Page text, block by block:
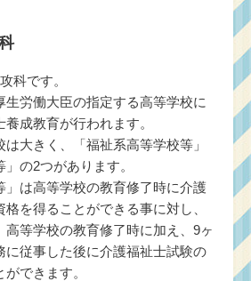
科です。
生労働大臣の指定する高等学校に
成教育が行われます。
大きく、「福祉系高等学校等」
の2つがあります。
」は高等学校の教育修了時に介護
を得ることができる事に対し、
高等学校の教育修了時に加え、9ヶ
に従事した後に介護福祉士試験の
できます。